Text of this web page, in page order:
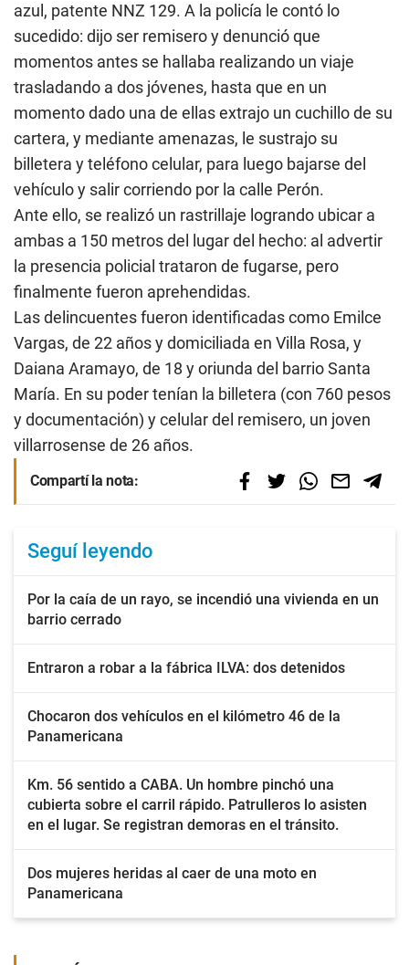
azul, patente NNZ 129. A la policía le contó lo
sucedido: dijo ser remisero y denunció que
momentos antes se hallaba realizando un viaje
trasladando a dos jóvenes, hasta que en un
momento dado una de ellas extrajo un cuchillo de su
cartera, y mediante amenazas, le sustrajo su
billetera y teléfono celular, para luego bajarse del
vehículo y salir corriendo por la calle Perón.
Ante ello, se realizó un rastrillaje logrando ubicar a
ambas a 150 metros del lugar del hecho: al advertir
la presencia policial trataron de fugarse, pero
finalmente fueron aprehendidas.
Las delincuentes fueron identificadas como Emilce
Vargas, de 22 años y domiciliada en Villa Rosa, y
Daiana Aramayo, de 18 y oriunda del barrio Santa
María. En su poder tenían la billetera (con 760 pesos
y documentación) y celular del remisero, un joven
villarrosense de 26 años.
Compartí la nota:
Seguí leyendo
Por la caía de un rayo, se incendió una vivienda en un
barrio cerrado
Entraron a robar a la fábrica ILVA: dos detenidos
Chocaron dos vehículos en el kilómetro 46 de la
Panamericana
Km. 56 sentido a CABA. Un hombre pinchó una
cubierta sobre el carril rápido. Patrulleros lo asisten
en el lugar. Se registran demoras en el tránsito.
Dos mujeres heridas al caer de una moto en
Panamericana